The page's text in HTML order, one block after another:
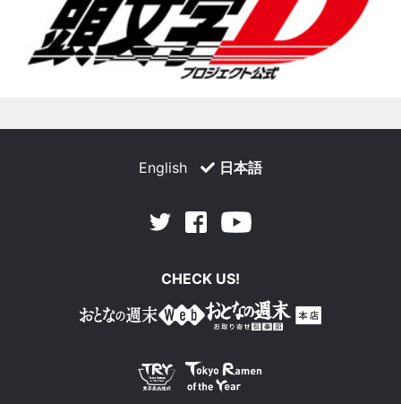
English 日本語
Twitter Facebook
CHECK US!